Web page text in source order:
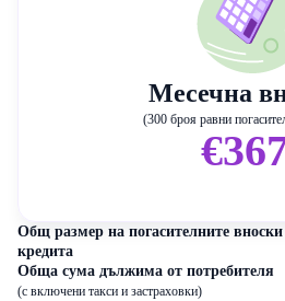
Месечна
(300 броя равни
Общ размер на погасителните вноски
кредита
Обща сума дължима от потребителя
(с включени такси и застраховки)